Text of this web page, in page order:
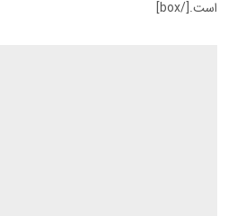
است.[/box]